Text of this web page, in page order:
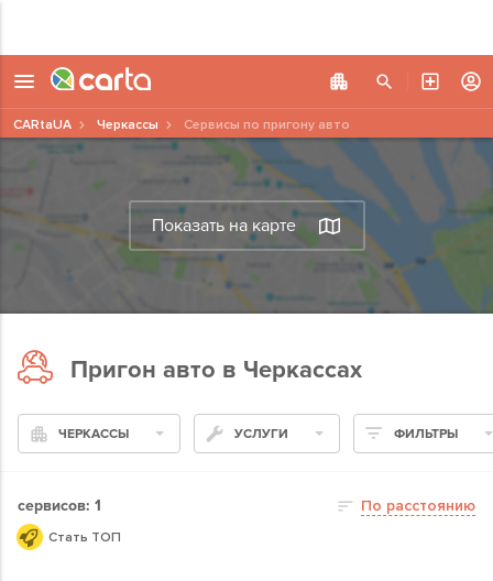
Показать на карте
CARtaUA Черкассы Сервисы по пригону авто
Пригон авто в Черкассах
ЧЕРКАССЫ УСЛУГИ ФИЛЬТРЫ
сервисов: 1 По расстоянию
Стать ТОП